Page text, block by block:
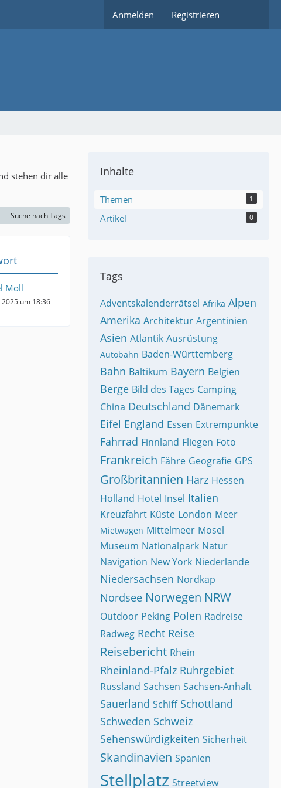
Anmelden Registrieren
stehen dir alle
Suche nach Tags
Moll
um 18:36
Inhalte
Themen 1
Artikel 0
Tags
Adventskalenderrätsel Afrika Alpen
Amerika Architektur Argentinien
Asien Atlantik Ausrüstung
Autobahn Baden-Württemberg
Bahn Baltikum Bayern Belgien
Berge Bild des Tages Camping
China Deutschland Dänemark
Eifel England Essen Extrempunkte
Fahrrad Finnland Fliegen Foto
Frankreich Fähre Geografie GPS
Großbritannien Harz Hessen
Holland Hotel Insel Italien
Kreuzfahrt Küste London Meer
Mietwagen Mittelmeer Mosel
Museum Nationalpark Natur
Navigation New York Niederlande
Niedersachsen Nordkap
Nordsee Norwegen NRW
Outdoor Peking Polen Radreise
Radweg Recht Reise
Reisebericht Rhein
Rheinland-Pfalz Ruhrgebiet
Russland Sachsen Sachsen-Anhalt
Sauerland Schiff Schottland
Schweden Schweiz
Sehenswürdigkeiten Sicherheit
Skandinavien Spanien
Stellplatz Streetview